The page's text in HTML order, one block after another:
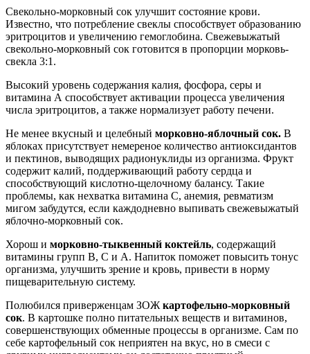
Свекольно-морковный сок улучшит состояние крови.
Известно, что потребление свеклы способствует образованию
эритроцитов и увеличению гемоглобина. Свежевыжатый
свекольно-морковный сок готовится в пропорции морковь-
свекла 3:1.
Высокий уровень содержания калия, фосфора, серы и
витамина А способствует активации процесса увеличения
числа эритроцитов, а также нормализует работу печени.
Не менее вкусный и целебный морковно-яблочный сок. В
яблоках присутствует немереное количество антиоксидантов
и пектинов, выводящих радионуклиды из организма. Фрукт
содержит калий, поддерживающий работу сердца и
способствующий кислотно-щелочному балансу. Такие
проблемы, как нехватка витамина С, анемия, ревматизм
мигом забудутся, если каждодневно выпивать свежевыжатый
яблочно-морковный сок.
Хорош и морковно-тыквенный коктейль, содержащий
витамины групп В, С и А. Напиток поможет повысить тонус
организма, улучшить зрение и кровь, привести в норму
пищеварительную систему.
Полюбился приверженцам ЗОЖ картофельно-морковный
сок. В картошке полно питательных веществ и витаминов,
совершенствующих обменные процессы в организме. Сам по
себе картофельный сок неприятен на вкус, но в смеси с